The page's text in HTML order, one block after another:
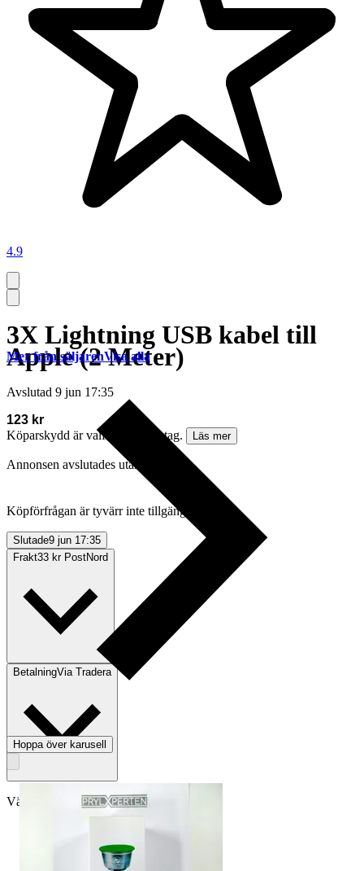
4.9
3X Lightning USB kabel till
Apple (2 Meter)
Avslutad 9 jun 17:35
123 kr
Köparskydd är valfritt hos företag.
Läs mer
Annonsen avslutades utan köp
Köpförfrågan är tyvärr inte tillgänglig.
Slutade9 jun 17:35
Frakt33 kr PostNord
BetalningVia Tradera
Välj till köparskydd
Mer från säljarenVisa alla
Hoppa över karusell